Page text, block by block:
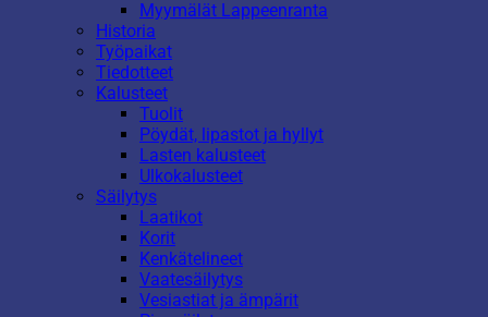
Myymälät Lappeenranta
Historia
Työpaikat
Tiedotteet
Kalusteet
Tuolit
Pöydät, lipastot ja hyllyt
Lasten kalusteet
Ulkokalusteet
Säilytys
Laatikot
Korit
Kenkätelineet
Vaatesäilytys
Vesiastiat ja ämpärit